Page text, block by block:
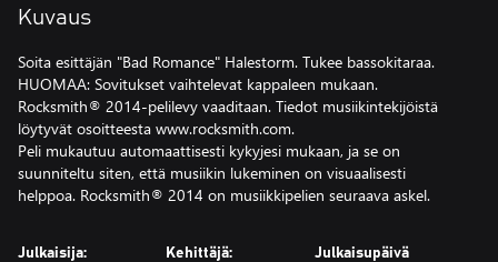
Kuvaus
Soita esittäjän "Bad Romance" Halestorm. Tukee bassokitaraa.
HUOMAA: Sovitukset vaihtelevat kappaleen mukaan.
Rocksmith® 2014-pelilevy vaaditaan. Tiedot musiikintekijöistä
löytyvät osoitteesta www.rocksmith.com.
Peli mukautuu automaattisesti kykyjesi mukaan, ja se on
suunniteltu siten, että musiikin lukeminen on visuaalisesti
helppoa. Rocksmith® 2014 on musiikkipelien seuraava askel.
Julkaisija: Kehittäjä: Julkaisupäivä